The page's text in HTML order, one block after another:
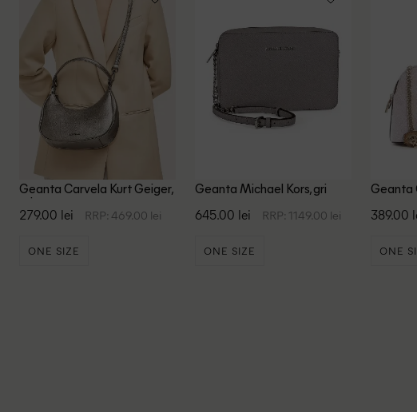
Geanta Carvela Kurt Geiger,
279.00 lei RRP: 469.00 lei
ONE SIZE
Geanta Michael Kors, gri
645.00 lei RRP: 1149.00 lei
ONE SIZE
Geanta
389.00
ONE